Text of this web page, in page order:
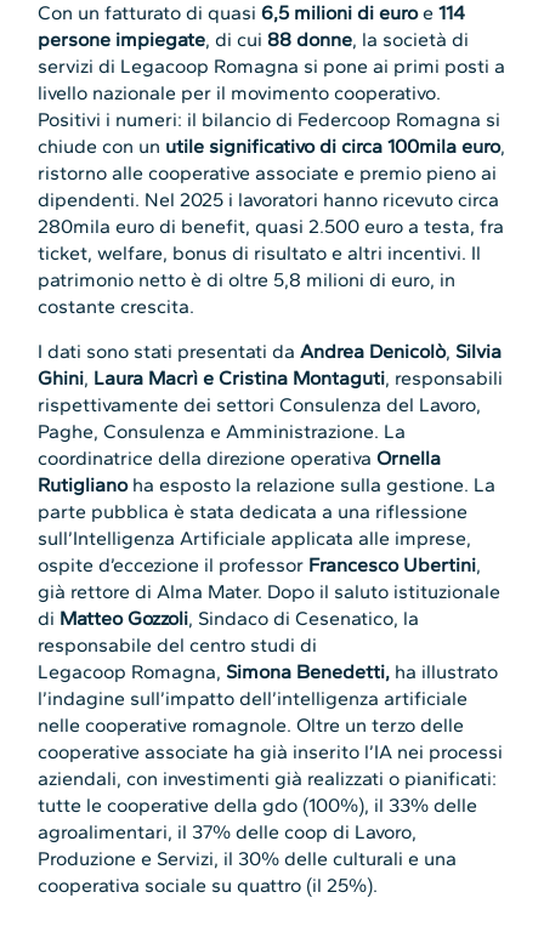
Con un fatturato di quasi6,5 milioni di euroe114
persone impiegate, di cui88 donne, la società di
servizi di Legacoop Romagna si pone ai primi posti a
livello nazionale per il movimento cooperativo.
Positivi i numeri: il bilancio di Federcoop Romagna si
chiude con un utile significativo di circa 100mila euro,
ristorno alle cooperative associate e premio pieno ai
dipendenti. Nel 2025 i lavoratori hanno ricevuto circa
280mila euro di benefit, quasi 2.500 euro a testa, fra
ticket, welfare, bonus di risultato e altri incentivi. Il
patrimonio netto è di oltre 5,8 milioni di euro, in
costante crescita.
I dati sono stati presentati daAndrea Denicolò, Silvia
Ghini, Laura Macrì e Cristina Montaguti, responsabili
rispettivamente dei settori Consulenza del Lavoro,
Paghe, Consulenza e Amministrazione. La
coordinatrice della direzione operativaOrnella
Rutiglianoha esposto la relazione sulla gestione. La
parte pubblica è stata dedicata a una riflessione
sull’Intelligenza Artificiale applicata alle imprese,
ospite d’eccezione il professor Francesco Ubertini,
già rettore di Alma Mater. Dopo il saluto istituzionale
di Matteo Gozzoli, Sindaco di Cesenatico, la
responsabile del centro studi di
Legacoop Romagna, Simona Benedetti, ha illustrato
l’indagine sull’impatto dell’intelligenza artificiale
nelle cooperative romagnole. Oltre un terzo delle
cooperative associate ha già inserito l’IA nei processi
aziendali, con investimenti già realizzati o pianificati:
tutte le cooperative della gdo (100%), il 33% delle
agroalimentari, il 37% delle coop di Lavoro,
Produzione e Servizi, il 30% delle culturali e una
cooperativa sociale su quattro (il 25%).